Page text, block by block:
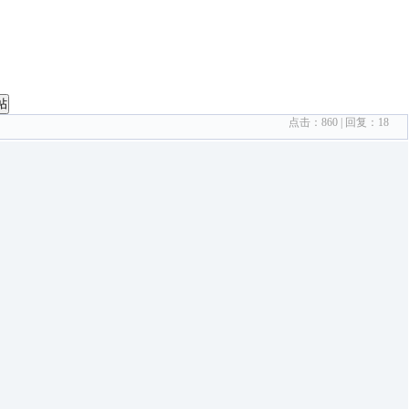
点击： 860 | 回复： 18